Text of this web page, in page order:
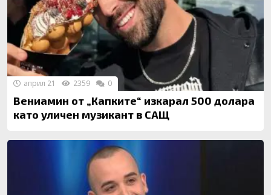
Вениамин от „Капките“ изкарал 500 долара
като уличен музикант в САЩ
април 21 2359 0